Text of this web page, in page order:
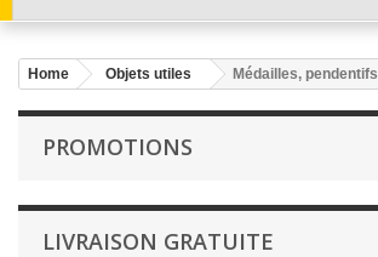
Home Objets utiles Médailles, pendentifs
PROMOTIONS
LIVRAISON GRATUITE